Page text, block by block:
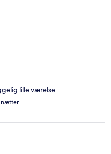
lille værelse.
nætter